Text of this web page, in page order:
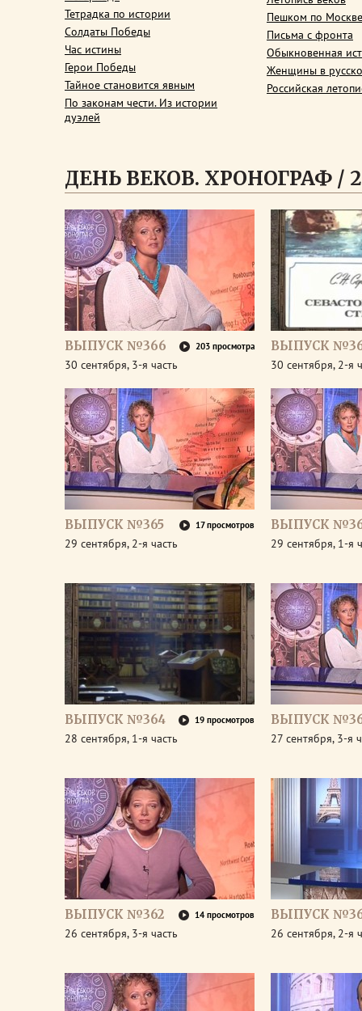
Тетрадка по истории
Солдаты Победы
Час истины
Герои Победы
Тайное становится явным
По законам чести. Из истории
дуэлей
Пешком по Москве
Письма с фронта
Обыкновенная
Женщины в
Российская
ДЕНЬ ВЕКОВ. ХРОНОГРАФ /
ВЫПУСК №366 203 просмотра
30 сентября, 3-я часть
ВЫПУСК
30 сентября, 2-я
ВЫПУСК №365 17 просмотров
29 сентября, 2-я часть
ВЫПУСК
29 сентября, 1-я
ВЫПУСК №364 19 просмотров
28 сентября, 1-я часть
ВЫПУСК
27 сентября, 3-я
ВЫПУСК №362 14 просмотров
26 сентября, 3-я часть
ВЫПУСК
26 сентября, 2-я